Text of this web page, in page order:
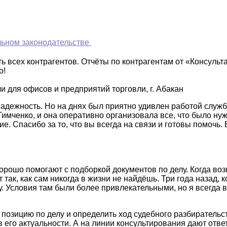
законодательстве
контрагентов. Отчёты по контрагентам от
офисов и предприятий торговли, г. Абакан
Но на днях был приятно удивлен работой
и она оперативно организовала все, что было
Спасибо за то, что вы всегда на связи и готовы
помогают с подборкой документов по делу. Когда
как сам никогда в жизни не найдёшь. Три года назад,
там были более привлекательными, но я всегда
по делу и определить ход судебного
актуальности. А на линии консультирования дают